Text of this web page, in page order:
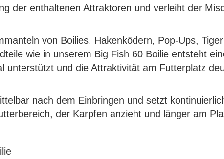
der enthaltenen Attraktoren und verleiht der
von Boilies, Hakenködern, Pop-Ups,
wie in unserem Big Fish 60 Boilie entsteht
und die Attraktivität am Futterplatz
nach dem Einbringen und setzt
der Karpfen anzieht und länger am